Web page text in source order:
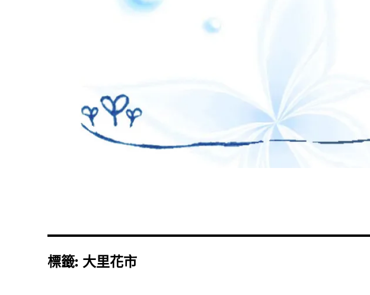
標籤: 大里花市